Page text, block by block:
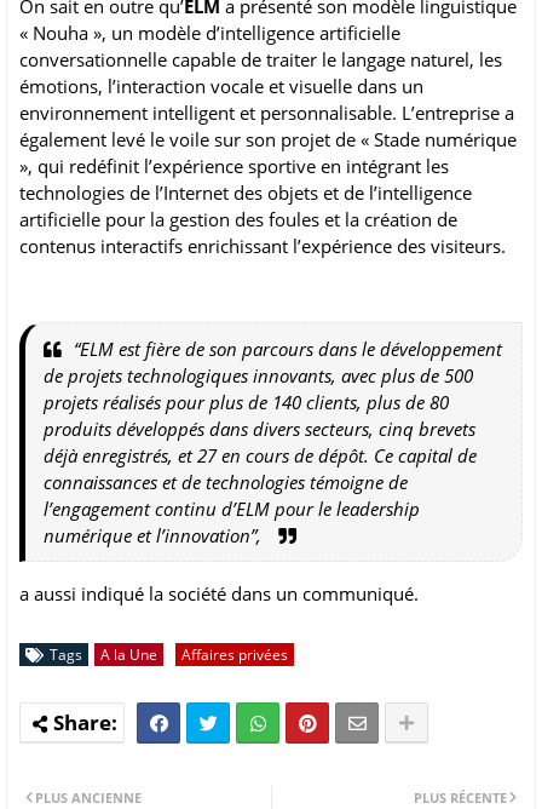
On sait en outre qu’ELM a présenté son modèle linguistique
« Nouha », un modèle d’intelligence artificielle
conversationnelle capable de traiter le langage naturel, les
émotions, l’interaction vocale et visuelle dans un
environnement intelligent et personnalisable. L’entreprise a
également levé le voile sur son projet de « Stade numérique
», qui redéfinit l’expérience sportive en intégrant les
technologies de l’Internet des objets et de l’intelligence
artificielle pour la gestion des foules et la création de
contenus interactifs enrichissant l’expérience des visiteurs.
“ELM est fière de son parcours dans le développement
de projets technologiques innovants, avec plus de 500
projets réalisés pour plus de 140 clients, plus de 80
produits développés dans divers secteurs, cinq brevets
déjà enregistrés, et 27 en cours de dépôt. Ce capital de
connaissances et de technologies témoigne de
l’engagement continu d’ELM pour le leadership
numérique et l’innovation”,
a aussi indiqué la société dans un communiqué.
Tags A la Une Affaires privées
PLUS RÉCENTE
PLUS ANCIENNE